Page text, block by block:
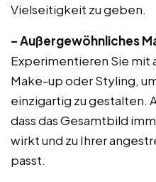
Vielseitigkeit zu geben.
– Außergewöhnliches
Experimentieren Sie mit
Make-up oder Styling,
einzigartig zu gestalten.
dass das Gesamtbild
wirkt und zu Ihrer
passt.